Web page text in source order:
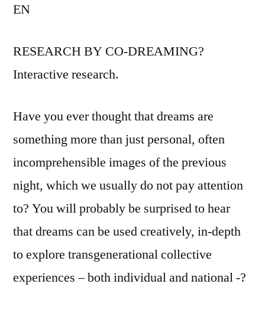
EN
RESEARCH BY CO-DREAMING?
Interactive research.
Have you ever thought that dreams are
something more than just personal, often
incomprehensible images of the previous
night, which we usually do not pay attention
to? You will probably be surprised to hear
that dreams can be used creatively, in-depth
to explore transgenerational collective
experiences – both individual and national -?